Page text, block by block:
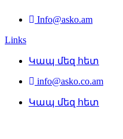
Info@asko.am
Links
Կապ մեզ հետ
info@asko.co.am
Կապ մեզ հետ